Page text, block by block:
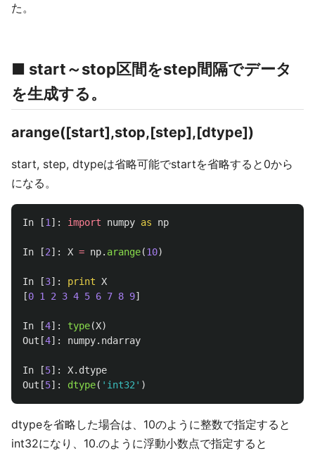
た。
■ start～stop区間をstep間隔でデータ
を生成する。
arange([start],stop,[step],[dtype])
start, step, dtypeは省略可能でstartを省略すると0から
になる。
In [1 ]: import numpy as np
In [2]: X = np. arange(10)
In [3]: print X
[0 1 2 3 4 5 6 7 8 9]
In [4]: type(X)
Out [4]: numpy. ndarray
In [5]: X. dtype
Out [5]: dtype( ' int32 ' )
dtypeを省略した場合は、10のように整数で指定すると
int32になり、10.のように浮動小数点で指定すると